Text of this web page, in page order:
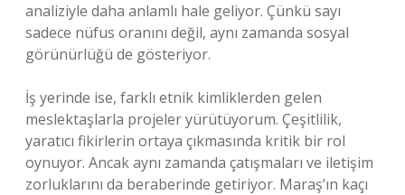
analiziyle daha anlamlı hale geliyor. Çünkü sayı
sadece nüfus oranını değil, aynı zamanda sosyal
görünürlüğü de gösteriyor.
İş yerinde ise, farklı etnik kimliklerden gelen
meslektaşlarla projeler yürütüyorum. Çeşitlilik,
yaratıcı fikirlerin ortaya çıkmasında kritik bir rol
oynuyor. Ancak aynı zamanda çatışmaları ve iletişim
zorluklarını da beraberinde getiriyor. Maraş’ın kaçı